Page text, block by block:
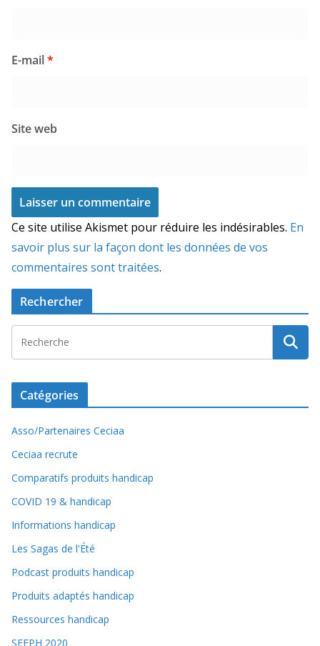
E-mail*
Site web
Ce site utilise Akismet pour réduire les indésirables. En
savoir plus sur la façon dont les données de vos
commentaires sont traitées.
Rechercher
Catégories
Asso/Partenaires Ceciaa
Ceciaa recrute
Comparatifs produits handicap
COVID 19 & handicap
Informations handicap
Les Sagas de l'Été
Podcast produits handicap
Produits adaptés handicap
Ressources handicap
SEEPH 2020